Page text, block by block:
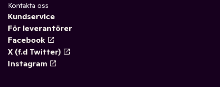
Kontakta oss
Kundservice
För leverantörer
Facebook
X (f.d Twitter)
Instagram